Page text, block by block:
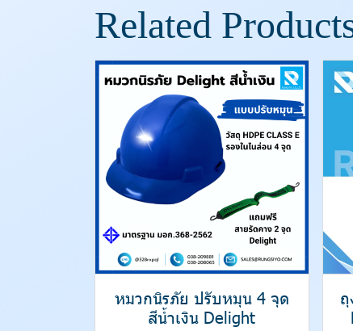
Related
หมวกนิรภัย ปรับหมุน 4 จุด
สีน้ำเงิน Delight